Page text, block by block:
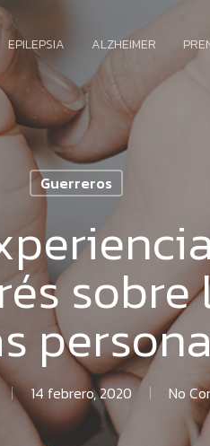
EPILEPSIA ALZHEIMER
Guerreros
14 febrero, 2020 No